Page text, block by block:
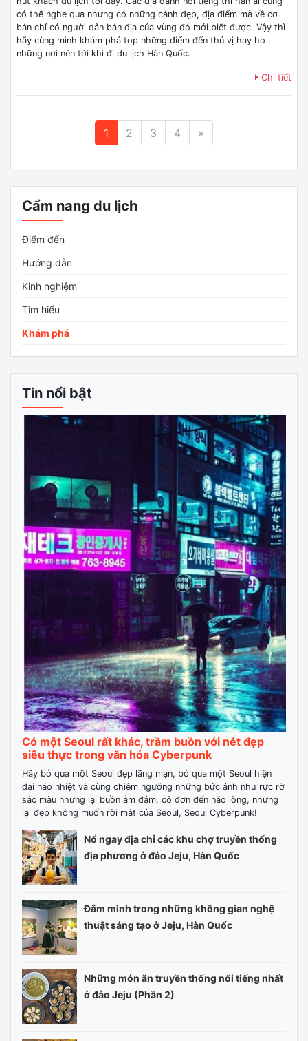
Cẩm nang du lịch
Điểm đến
Hướng dẫn
Kinh nghiệm
Tìm hiểu
Khám phá
Tin nổi bật
Có một Seoul rất khác, trầm buồn với nét đẹp
siêu thực trong văn hóa Cyberpunk
Hãy bỏ qua một Seoul đẹp lãng mạn, bỏ qua một Seoul hiện
đại náo nhiệt và cùng chiêm ngưỡng những bức ảnh như rực rỡ
sắc màu nhưng lại buồn ảm đảm, cô đơn đến não lòng, nhưng
lại đẹp không muốn rời mắt của Seoul, Seoul Cyberpunk!
Nổ ngay địa chỉ các khu chợ truyền thống
địa phương ở đảo Jeju, Hàn Quốc
Đắm mình trong những không gian nghệ
thuật sáng tạo ở Jeju, Hàn Quốc
Những món ăn truyền thống nổi tiếng nhất
ở đảo Jeju (Phần 2)
có thể nghe qua nhưng có những cảnh đẹp, địa điểm mà về cơ
bản chỉ có người dân bản địa của vùng đó mới biết được. Vậy thì
hãy cùng mình khám phá top những điểm đến thú vị hay ho
những nơi nên tới khi đi du lịch Hàn Quốc.
Chi tiết
1 2 3 4 »